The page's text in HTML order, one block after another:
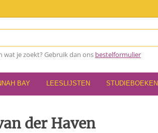
wat je zoekt? Gebruik dan ons bestelformulier
BAY LEESLIJSTEN STUDIEBOEKEN
der Haven